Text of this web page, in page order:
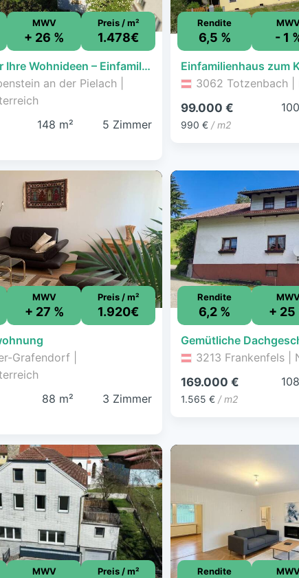
MWV
+ 26 %
Preis / m²
1.478€
Viel Platz für Ihre Wohnideen – Einfamilienhaus in Rabenstein
an der Pielach |
148 m² 5 Zimmer
Rendite
6,5 % - 1
3062 Totzenbach |
99.000 €
990 € / m2
MWV
+ 27 %
Preis / m²
1.920€
Grafendorf |
88 m² 3 Zimmer
Rendite
6,2 % + 25
3213 Frankenfels |
169.000 €
1.565 € / m2
MWV Preis / m² Rendite